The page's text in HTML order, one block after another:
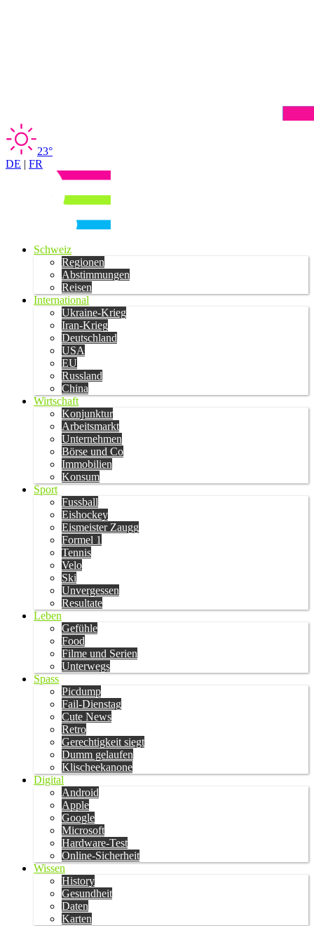
23°
DE | FR
Schweiz
Regionen
Abstimmungen
Reisen
International
Ukraine-Krieg
Iran-Krieg
Deutschland
USA
EU
Russland
China
Wirtschaft
Konjunktur
Arbeitsmarkt
Unternehmen
Börse und Co
Immobilien
Konsum
Sport
Fussball
Eishockey
Eismeister Zaugg
Formel 1
Tennis
Velo
Ski
Unvergessen
Resultate
Leben
Gefühle
Food
Filme und Serien
Unterwegs
Spass
Picdump
Fail-Dienstag
Cute News
Retro
Gerechtigkeit siegt
Dumm gelaufen
Klischeekanone
Digital
Android
Apple
Google
Microsoft
Hardware-Test
Online-Sicherheit
Wissen
History
Gesundheit
Daten
Karten